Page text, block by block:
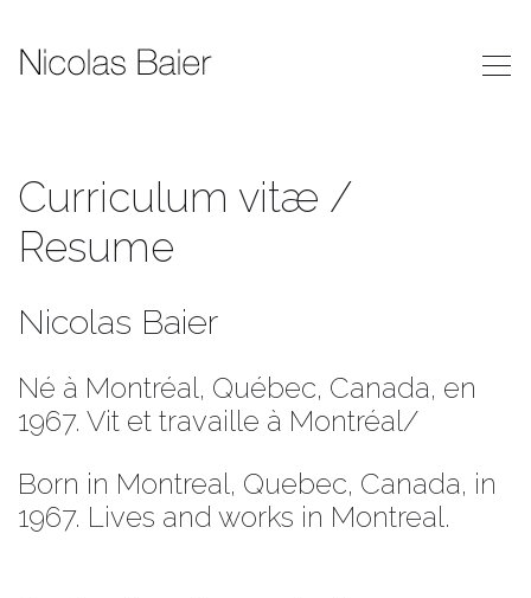
Curriculum vitæ /
Resume
Nicolas Baier
Né à Montréal, Québec, Canada, en
1967. Vit et travaille à Montréal/
Born in Montreal, Quebec, Canada, in
1967. Lives and works in Montreal.